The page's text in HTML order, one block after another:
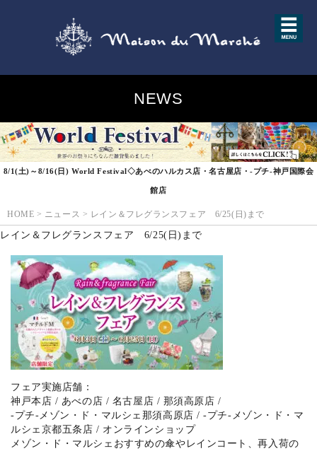
NEWS
8/1(土)～8/16(日) World Festival◇あべのハルカス店・名古屋店・-プチ-神戸国際会
館店
HOME > ニュース > レイン＆フレグランスフェア 6/25(日)まで
レイン＆フレグランスフェア 6/25(日)まで
フェア実施店舗：
神戸本店 / あべの店 / 名古屋店 / 那須高原店 /
-プチ-メゾン・ド・マルシェ那須高原店 / -プチ-メゾン・ド・マ
ルシェ京都五条店 / オンラインショップ
メゾン・ド・マルシェおすすめの傘やレインコート、再入荷の